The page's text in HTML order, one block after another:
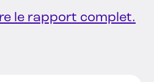
le rapport complet.